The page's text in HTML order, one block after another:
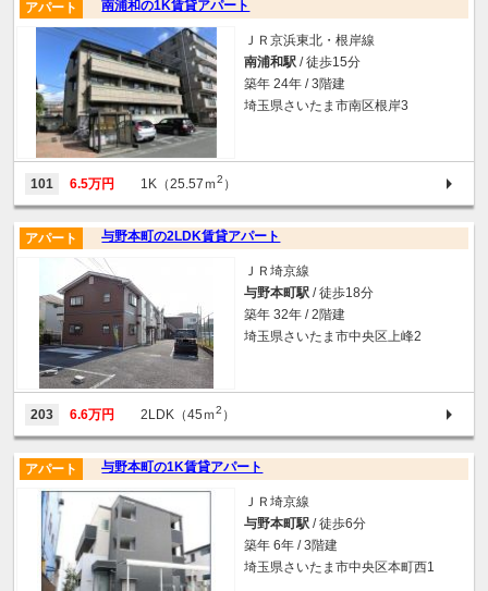
南浦和の1K賃貸アパート
アパート
ＪＲ京浜東北・根岸線
南浦和駅 / 徒歩15分
築年 24年 / 3階建
埼玉県さいたま市南区根岸3
101 6.5万円 1K（25.57ｍ2 ）
与野本町の2LDK賃貸アパート
アパート
ＪＲ埼京線
与野本町駅 / 徒歩18分
築年 32年 / 2階建
埼玉県さいたま市中央区上峰2
203 6.6万円 2LDK（45ｍ2 ）
与野本町の1K賃貸アパート
アパート
ＪＲ埼京線
与野本町駅 / 徒歩6分
築年 6年 / 3階建
埼玉県さいたま市中央区本町西1